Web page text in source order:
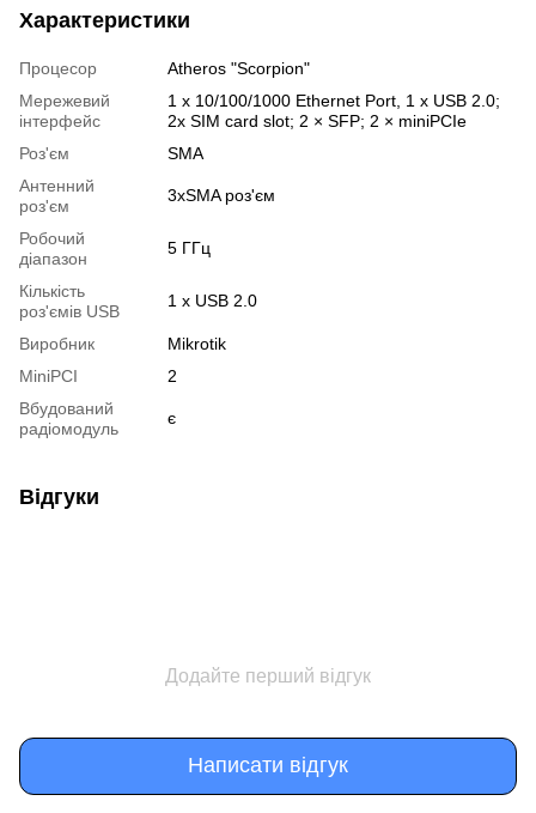
Характеристики
Процесор
Atheros "Scorpion"
Мережевий
інтерфейс
1 х 10/100/1000 Ethernet Port, 1 х USB 2.0;
2х SIM card slot; 2 × SFP; 2 × miniPCIe
Роз'єм
SMA
Антенний
роз'єм
3xSMA роз'єм
Робочий
діапазон
5 ГГц
Кількість
роз'ємів USB
1 x USB 2.0
Виробник
Mikrotik
MiniPCI
2
Вбудований
радіомодуль
є
Відгуки
Додайте перший відгук
Написати відгук